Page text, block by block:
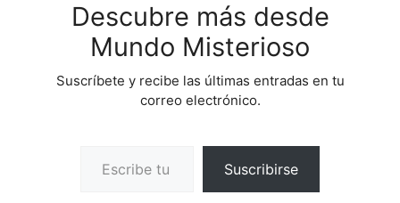
Descubre más desde
Mundo Misterioso
Suscríbete y recibe las últimas entradas en tu
correo electrónico.
Suscribirse